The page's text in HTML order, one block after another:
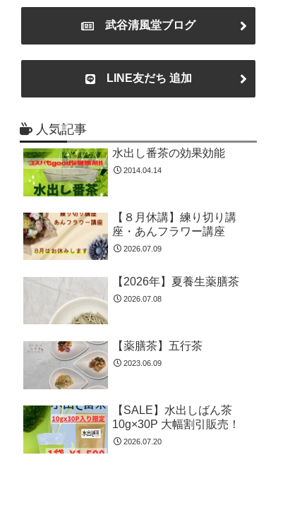
武谷清風堂ブログ
LINE友だち 追加
人気記事
水出し番茶の効果効能
2014.04.14
【８月休講】練り切り講
座・あんフラワー講座
2026.07.09
【2026年】夏養生薬膳茶
2026.07.08
【薬膳茶】五行茶
2023.06.09
【SALE】水出しばん茶
10g×30P 大幅割引販売！
2026.07.20